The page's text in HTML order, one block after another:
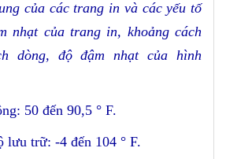
của các trang in và các yếu tố
nhạt của trang in, khoảng cách
dòng, độ đậm nhạt của hình
: 50 đến 90,5 ° F.
lưu trữ: -4 đến 104 ° F.